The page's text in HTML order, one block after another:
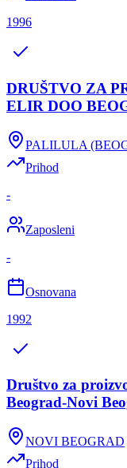
1996
DRUŠTVO ZA
ELIR DOO
PALILULA
Prihod
-
Zaposleni
-
Osnovana
1992
Društvo za
Beograd-Novi
NOVI BEOGRAD
Prihod